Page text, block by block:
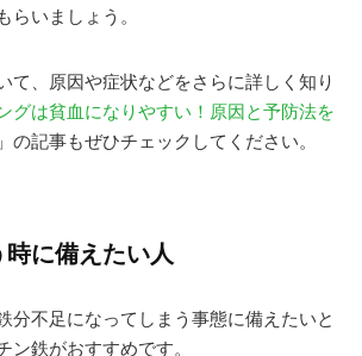
らいましょう。
て、原因や症状などをさらに詳しく知り
グは貧血になりやすい！原因と予防法を
」の記事もぜひチェックしてください。
に備えたい人
分不足になってしまう事態に備えたいと
ン鉄がおすすめです。